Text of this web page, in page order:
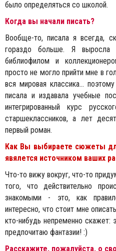
было определяться со школой.
Когда вы начали писать?
Вообще-то, писала я всегда,
гораздо больше. Я
библиофилом и
просто не могло прийти мне в
вся мировая классика...
писала и издавала учебные
интегрированный курс
старшеклассников, а лет
первый роман.
Как Вы выбираете сюжеты
явялется источником ваших
Что-то вижу вокруг, что-то
того, что действительно
знакомыми - это, как
интересно, что стоит мне
кто-нибудь непременно
предпочитаю фантазии! :)
Расскажите, пожалуйста, о